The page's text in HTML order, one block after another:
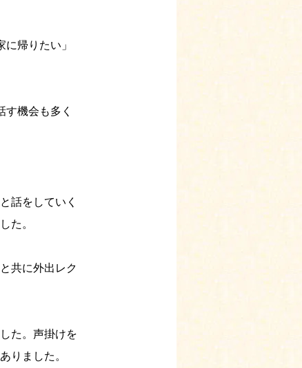
帰りたい」
機会も多く
話をしていく
た。
共に外出レク
た。声掛けを
りました。